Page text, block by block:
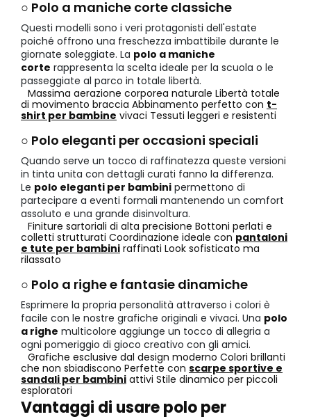
○ Polo a maniche corte classiche
Questi modelli sono i veri protagonisti dell'estate
poiché offrono una freschezza imbattibile durante le
giornate soleggiate. La polo a maniche
corte rappresenta la scelta ideale per la scuola o le
passeggiate al parco in totale libertà.
Massima aerazione corporea naturale Libertà totale
di movimento braccia Abbinamento perfetto con t-
shirt per bambine vivaci Tessuti leggeri e resistenti
○ Polo eleganti per occasioni speciali
Quando serve un tocco di raffinatezza queste versioni
in tinta unita con dettagli curati fanno la differenza.
Le polo eleganti per bambini permettono di
partecipare a eventi formali mantenendo un comfort
assoluto e una grande disinvoltura.
Finiture sartoriali di alta precisione Bottoni perlati e
colletti strutturati Coordinazione ideale conpantaloni
e tute per bambini raffinati Look sofisticato ma
rilassato
○ Polo a righe e fantasie dinamiche
Esprimere la propria personalità attraverso i colori è
facile con le nostre grafiche originali e vivaci. Una polo
a righe multicolore aggiunge un tocco di allegria a
ogni pomeriggio di gioco creativo con gli amici.
Grafiche esclusive dal design moderno Colori brillanti
che non sbiadiscono Perfette con scarpe sportive e
sandali per bambini attivi Stile dinamico per piccoli
esploratori
Vantaggi di usare polo per